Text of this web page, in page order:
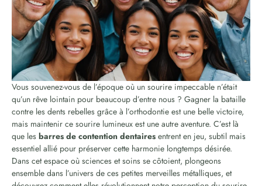
Vous souvenez-vous de l’époque où un sourire impeccable n’était
qu’un rêve lointain pour beaucoup d’entre nous ? Gagner la bataille
contre les dents rebelles grâce à l’orthodontie est une belle victoire,
mais maintenir ce sourire lumineux est une autre aventure. C’est là
que les barres de contention dentaires entrent en jeu, subtil mais
essentiel allié pour préserver cette harmonie longtemps désirée.
Dans cet espace où sciences et soins se côtoient, plongeons
ensemble dans l’univers de ces petites merveilles métalliques, et